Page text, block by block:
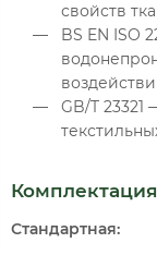
свойств
BS EN ISO
GB/T
Комплектация
Стандартная: